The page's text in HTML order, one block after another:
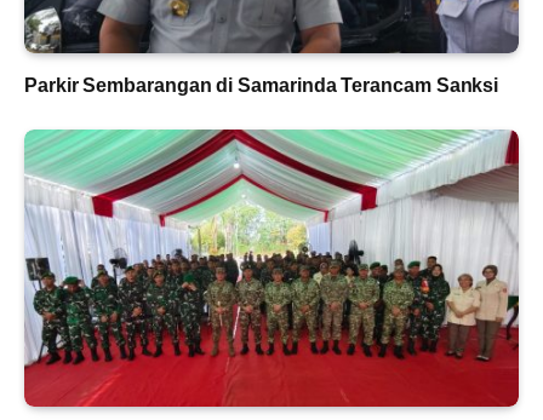
Parkir Sembarangan di Samarinda Terancam Sanksi